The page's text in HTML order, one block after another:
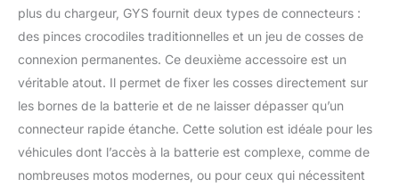
verificera la compatibilité
et vous donnera une
réponse dans un délai
d'un jour ouvrable!
Vérifiez l'ajustement :
Veuillez vérifier que cette
pièce de rechange est
véhicule à l'aide des
données de votre
plus du chargeur, GYS fournit deux types de connecteurs :
des pinces crocodiles traditionnelles et un jeu de cosses de
connexion permanentes. Ce deuxième accessoire est un
véritable atout. Il permet de fixer les cosses directement sur
les bornes de la batterie et de ne laisser dépasser qu’un
connecteur rapide étanche. Cette solution est idéale pour les
véhicules dont l’accès à la batterie est complexe, comme de
nombreuses motos modernes, ou pour ceux qui nécessitent